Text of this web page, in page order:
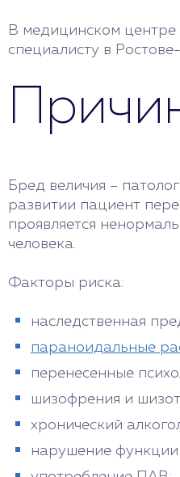
В медицинском
специалисту в
Бред величия –
развитии пациент
проявляется
человека.
Факторы риска:
наследственная
параноидальные
перенесенные
шизофрения и
хронический
нарушение функции